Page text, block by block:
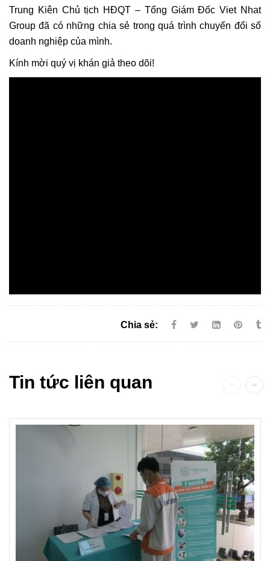
Trung Kiên Chủ tịch HĐQT – Tổng Giám Đốc Viet Nhat
Group đã có những chia sẻ trong quá trình chuyển đổi số
doanh nghiệp của mình.
Kính mời quý vị khán giả theo dõi!
Chia sẻ:
Tin tức liên quan